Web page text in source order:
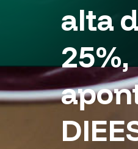
alta
25%,